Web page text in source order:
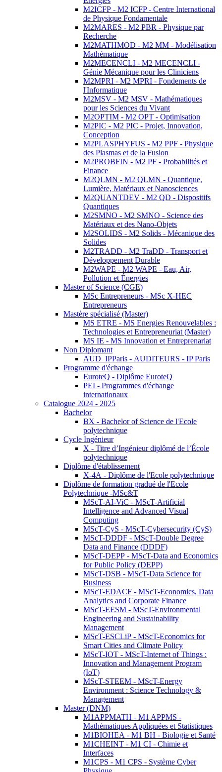
M2ICFP - M2 ICFP - Centre International
de Physique Fondamentale
M2MARES - M2 PBR - Physique par
Recherche
M2MATHMOD - M2 MM - Modélisation
Mathématique
M2MECENCLI - M2 MECENCLI -
Génie Mécanique pour les Cliniciens
M2MPRI - M2 MPRI - Fondements de
l'Informatique
M2MSV - M2 MSV - Mathématiques
pour les Sciences du Vivant
M2OPTIM - M2 OPT - Optimisation
M2PIC - M2 PIC - Projet, Innovation,
Conception
M2PLASPHYFUS - M2 PPF - Physique
des Plasmas et de la Fusion
M2PROBFIN - M2 PF - Probabilités et
Finance
M2QLMN - M2 QLMN - Quantique,
Lumière, Matériaux et Nanosciences
M2QUANTDEV - M2 QD - Dispositifs
Quantiques
M2SMNO - M2 SMNO - Science des
Matériaux et des Nano-Objets
M2SOLIDS - M2 Solids - Mécanique des
Solides
M2TRADD - M2 TraDD - Transport et
Développement Durable
M2WAPE - M2 WAPE - Eau, Air,
Pollution et Énergies
Master of Science (CGE)
MSc Entrepreneurs - MSc X-HEC
Entrepreneurs
Mastère spécialisé (Master)
MS ETRE - MS Energies Renouvelables :
Technologies et Entrepreneuriat (Master)
MS IE - MS Innovation et Entreprenariat
Non Diplomant
AUD_IPParis - AUDITEURS - IP Paris
Programme d'échange
EuroteQ - Diplôme EuroteQ
PEI - Programmes d'échange
internationaux
Catalogue 2024 - 2025
Bachelor
BX - Bachelor of Science de l'Ecole
polytechnique
Cycle Ingénieur
X - Titre d’Ingénieur diplômé de l’École
polytechnique
Diplôme d'établissement
X-4A - Diplôme de l'Ecole polytechnique
Diplôme de formation gradué de l'Ecole
Polytechnique -MSc&T
MScT-AI-ViC - MScT-Artificial
Intelligence and Advanced Visual
Computing
MScT-CyS - MScT-Cybersecurity (CyS)
MScT-DDDF - MScT-Double Degree
Data and Finance (DDDF)
MScT-DEPP - MScT-Data and Economics
for Public Policy (DEPP)
MScT-DSB - MScT-Data Science for
Business
MScT-EDACF - MScT-Economics, Data
Analytics and Corporate Finance
MScT-EESM - MScT-Environmental
Engineering and Sustainability
Management
MScT-ESCLiP - MScT-Economics for
Smart Cities and Climate Policy
MScT-IOT - MScT-Internet of Things :
Innovation and Management Program
(IoT)
MScT-STEEM - MScT-Energy
Environment : Science Technology &
Management
Master (DNM)
M1APPMATH - M1 APPMS -
Mathématiques Appliquées et Statistiques
M1BIOHEA - M1 BH - Biologie et Santé
M1CHEINT - M1 CI - Chimie et
Interfaces
M1CPS - M1 CPS - Système Cyber